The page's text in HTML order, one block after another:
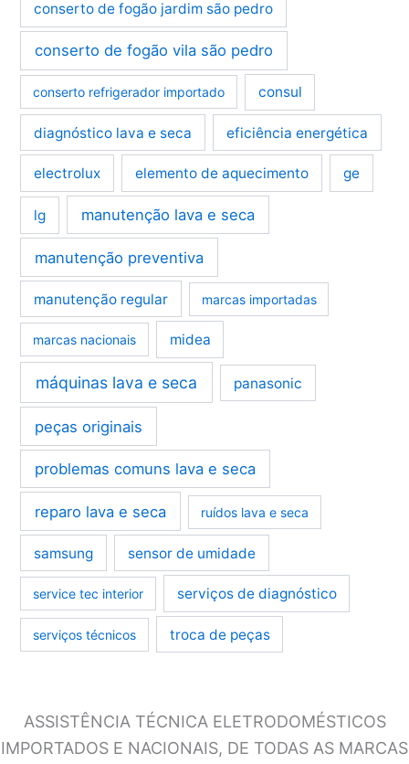
conserto de fogão jardim são pedro
conserto de fogão vila são pedro
conserto refrigerador importado consul
diagnóstico lava e seca eficiência energética
electrolux elemento de aquecimento ge
lg manutenção lava e seca
manutenção preventiva
manutenção regular marcas importadas
marcas nacionais midea
máquinas lava e seca panasonic
peças originais
problemas comuns lava e seca
reparo lava e seca ruídos lava e seca
samsung sensor de umidade
service tec interior serviços de diagnóstico
serviços técnicos troca de peças
ASSISTÊNCIA TÉCNICA ELETRODOMÉSTICOS
IMPORTADOS E NACIONAIS, DE TODAS AS MARCAS